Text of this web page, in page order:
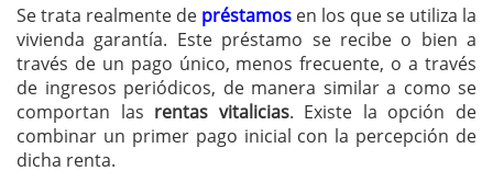
Se trata realmente de préstamos en los que se utiliza la
vivienda garantía. Este préstamo se recibe o bien a
través de un pago único, menos frecuente, o a través
de ingresos periódicos, de manera similar a como se
comportan las rentas vitalicias. Existe la opción de
combinar un primer pago inicial con la percepción de
dicha renta.